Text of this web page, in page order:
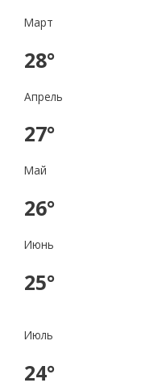
Март
28°
Апрель
27°
Май
26°
Июнь
25°
Июль
24°